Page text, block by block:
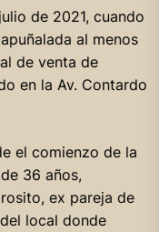
de 2021, cuando
al menos
de venta de
en la Av. Contardo
el comienzo de la
36 años,
ex pareja de
local donde